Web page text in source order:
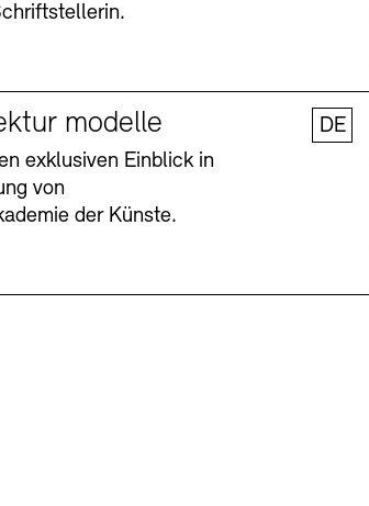
modelle
exklusiven Einblick in
von
der Künste.
DE